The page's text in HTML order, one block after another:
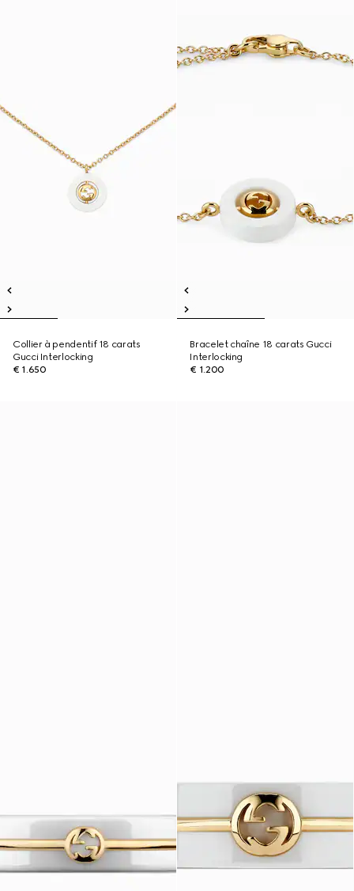
Collier à pendentif 18 carats
Gucci Interlocking
€ 1.650
Bracelet chaîne 18 carats Gucci
Interlocking
€ 1.200